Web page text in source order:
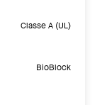
Classe A (UL)
BioBlock